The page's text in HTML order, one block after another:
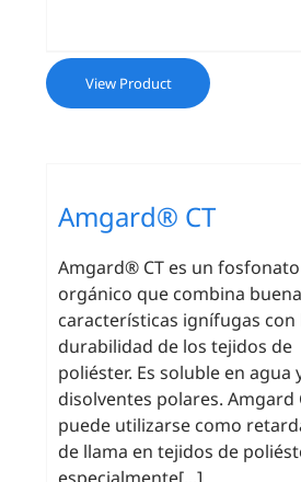
View Product
Amgard® CT
Amgard® CT es un fosfonato
orgánico que combina
características ignífugas con
durabilidad de los tejidos de
poliéster. Es soluble en agua
disolventes polares. Amgard
puede utilizarse como
de llama en tejidos de